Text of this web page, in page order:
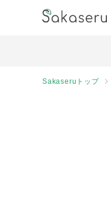
Sakaseruトップ